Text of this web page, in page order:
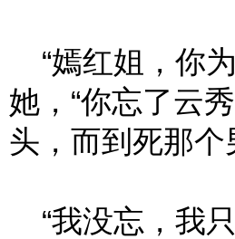
“嫣红姐，你
她，“你忘了云
头，而到死那个
“我没忘，我